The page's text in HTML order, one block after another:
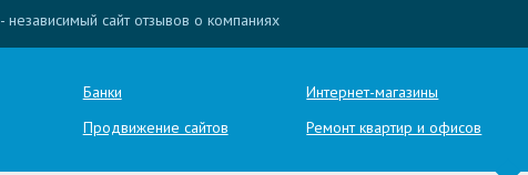
- независимый сайт отзывов о компаниях
Банки Интернет-магазины
Продвижение сайтов Ремонт квартир и офисов